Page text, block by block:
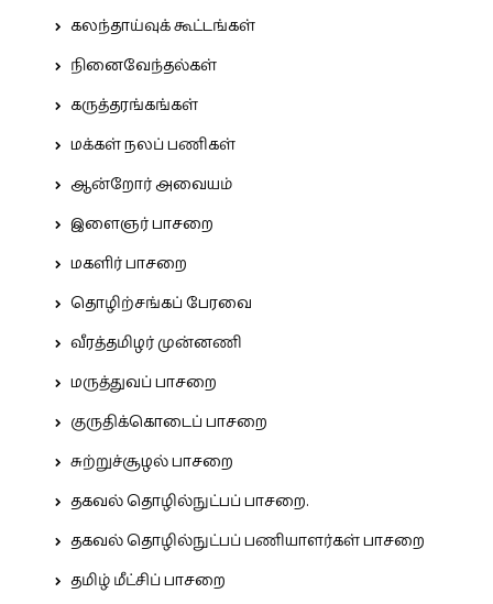
கலந்தாய்வுக் கூட்டங்கள்
நினைவேந்தல்கள்
கருத்தரங்கங்கள்
மக்கள் நலப் பணிகள்
ஆன்றோர் அவையம்
இளைஞர் பாசறை
மகளிர் பாசறை
தொழிற்சங்கப் பேரவை
வீரத்தமிழர் முன்னணி
மருத்துவப் பாசறை
குருதிக்கொடைப் பாசறை
சுற்றுச்சூழல் பாசறை
தகவல் தொழில்நுட்பப் பாசறை.
தகவல் தொழில்நுட்பப் பணியாளர்கள் பாசறை
தமிழ் மீட்சிப் பாசறை